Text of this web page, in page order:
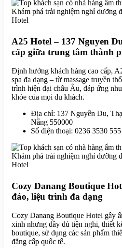
A25 Hotel – 137 Nguyen
cấp giữa trung tâm thành
Định hướng khách hàng cao cấp,
spa đa dạng – từ massage truyền
trình hiện đại châu Âu, đáp ứng
khỏe của mọi du khách.
Địa chỉ: 137 Nguyễn Du,
Nẵng 550000
Số điện thoại: 0236 3530 555
Cozy Danang Boutique
đáo, liệu trình đa dạng
Cozy Danang Boutique Hotel gây
xinh nhưng đầy đủ tiện nghi, thiết
boutique, sử dụng các sản phẩm
đẳng cấp quốc tế.